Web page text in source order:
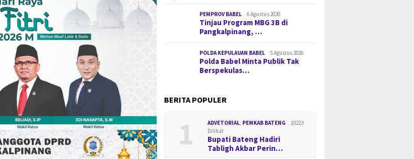
PEMPROV BABEL 6 Agustus 2026
Tinjau Program MBG 3B di
Pangkalpinang, …
POLDA KEPULAUAN BABEL 5 Agustus 2026
Polda Babel Minta Publik Tak
Berspekulas…
BERITA POPULER
1 ADVETORIAL, PEMKAB BATENG
10223
Dilihat
Bupati Bateng Hadiri
Tabligh Akbar Perin…